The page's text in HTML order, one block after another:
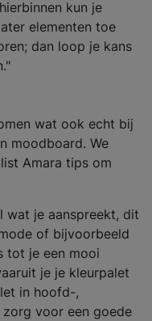
kun je
elementen toe
dan loop je kans
wat ook echt bij
moodboard. We
Amara tips om
wat je aanspreekt, dit
of bijvoorbeeld
tot je een mooi
je je kleurpalet
in hoofd-,
zorg voor een goede